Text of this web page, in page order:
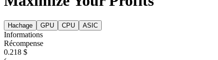
Hachage GPU CPU ASIC
Informations
Récompense
0.218 $